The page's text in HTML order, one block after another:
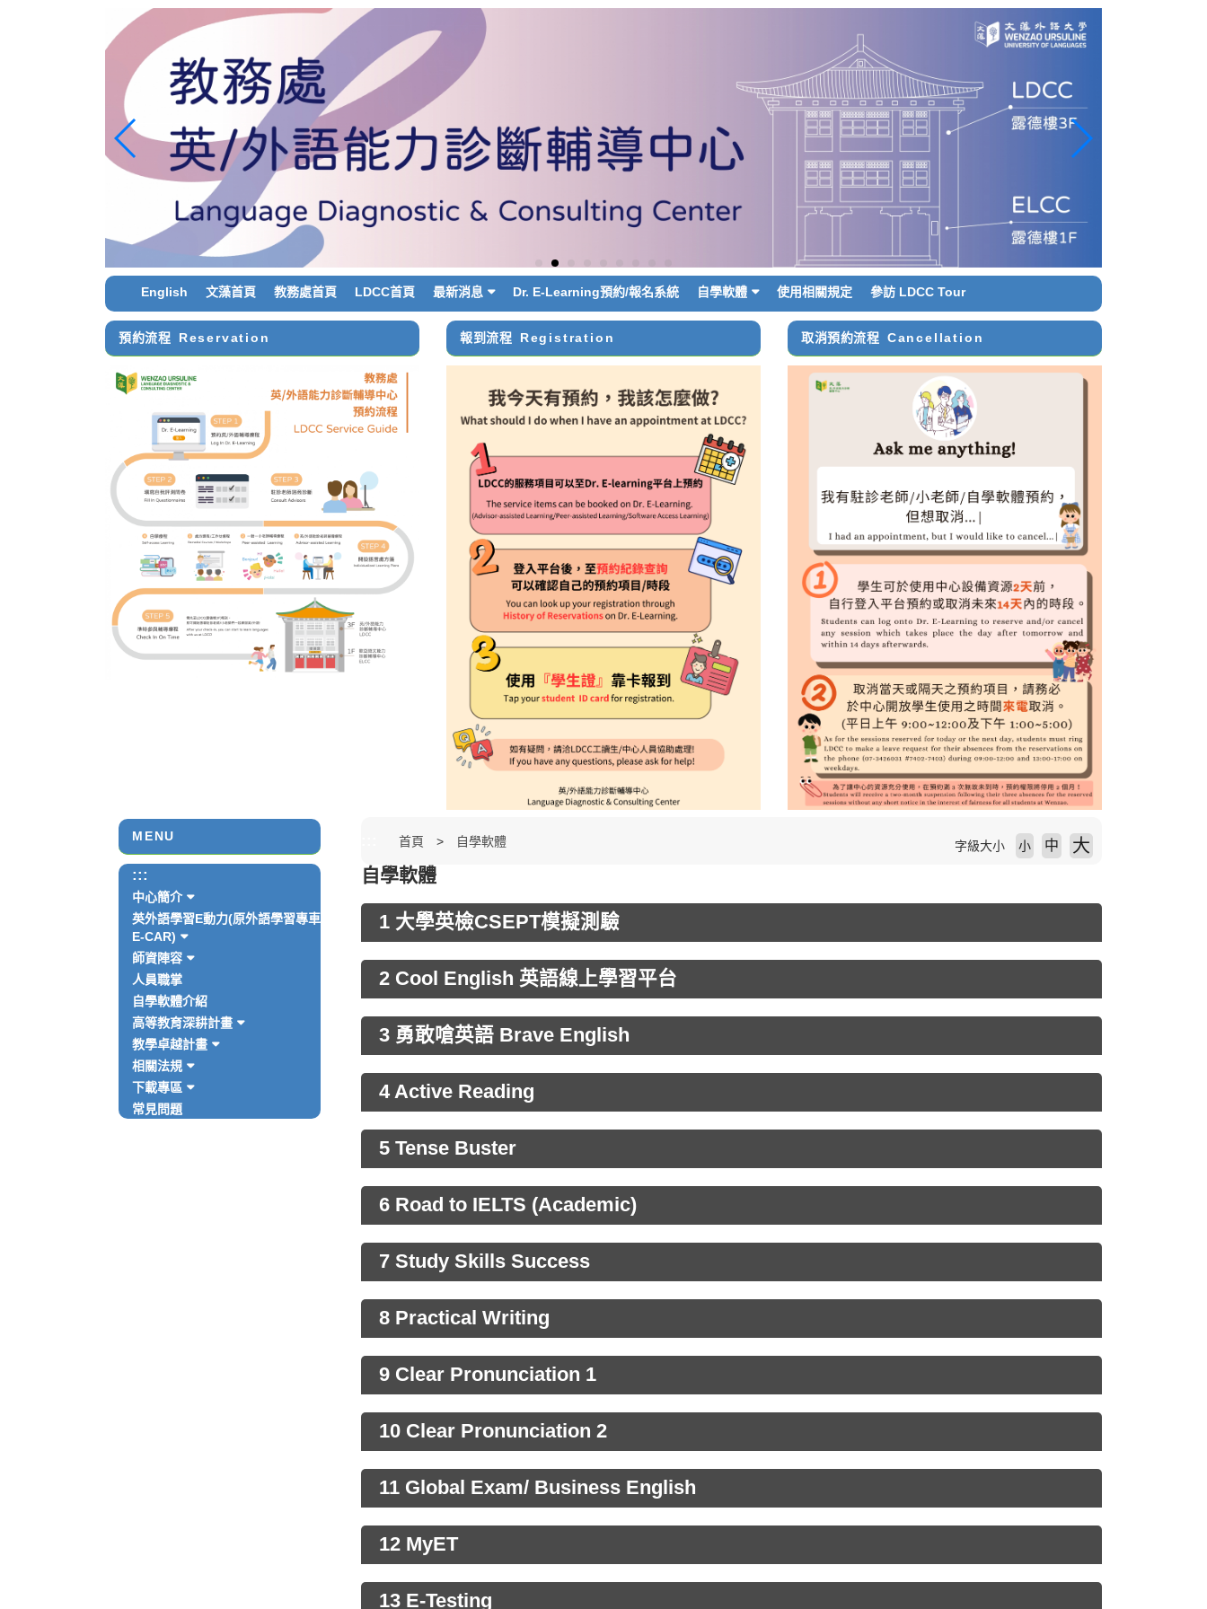
English 文藻首頁 教務處首頁 LDCC首頁 最新消息 Dr. E-Learning預約/報名系統 自學軟體 使用相關規定 參訪 LDCC Tour
預約流程 Reservation 報到流程 Registration 取消預約流程 Cancellation
MENU
:::
中心簡介
英外語學習E動力(原外語學習專車
E-CAR)
師資陣容
人員職掌
自學軟體介紹
高等教育深耕計畫
教學卓越計畫
相關法規
下載專區
常見問題
首頁 自學軟體 字級大小 小 中 大
自學軟體
1 大學英檢CSEPT模擬測驗
2 Cool English 英語線上學習平台
3 勇敢嗆英語 Brave English
4 Active Reading
5 Tense Buster
6 Road to IELTS (Academic)
7 Study Skills Success
8 Practical Writing
9 Clear Pronunciation 1
10 Clear Pronunciation 2
11 Global Exam/ Business English
12 MyET
13 E-Testing